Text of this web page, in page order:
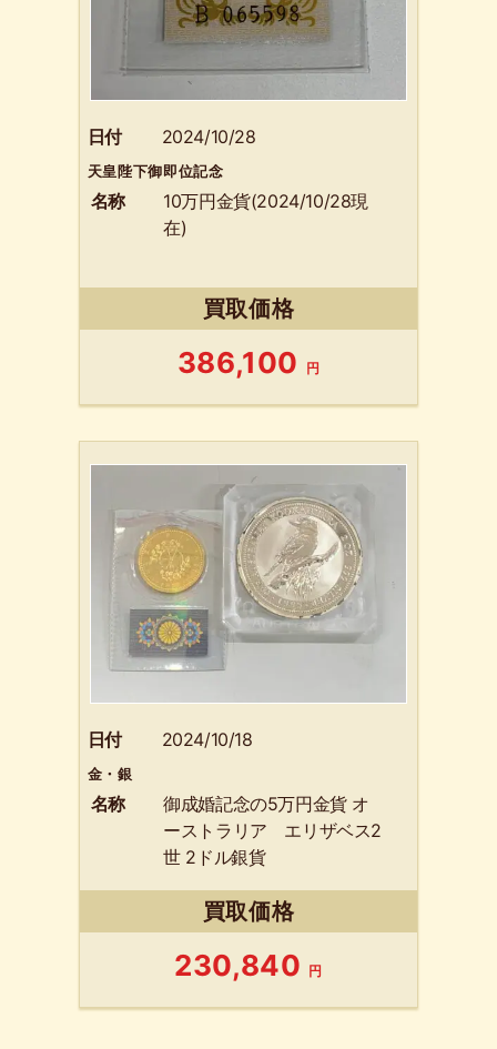
日付 2024/10/28
天皇陛下御即位記念
名称
10万円金貨(2024/10/28現
在)
買取価格
386,100 円
日付 2024/10/18
金・銀
名称
御成婚記念の5万円金貨 オ
ーストラリア エリザベス2
世 2ドル銀貨
買取価格
230,840 円